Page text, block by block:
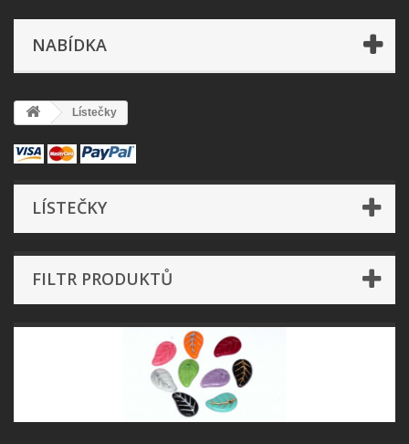
NABÍDKA
Lístečky
LÍSTEČKY
FILTR PRODUKTŮ